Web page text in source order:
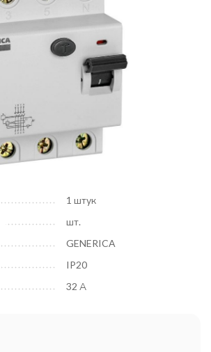
1 штук
шт.
GENERICA
IP20
32 А